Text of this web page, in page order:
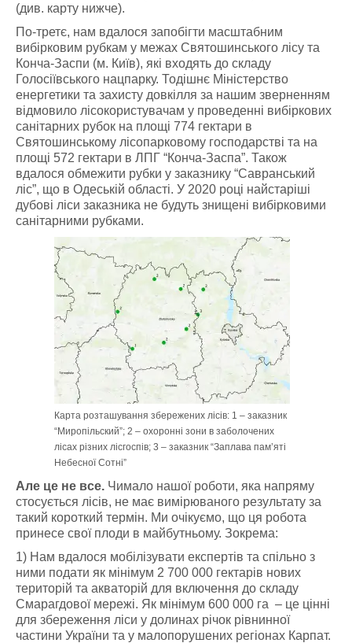
(див. карту нижче).
По-третє, нам вдалося запобігти масштабним
вибірковим рубкам у межах Святошинського лісу та
Конча-Заспи (м. Київ), які входять до складу
Голосіївського нацпарку. Тодішнє Міністерство
енергетики та захисту довкілля за нашим зверненням
відмовило лісокористувачам у проведенні вибіркових
санітарних рубок на площі 774 гектари в
Святошинському лісопарковому господарстві та на
площі 572 гектари в ЛПГ “Конча-Заспа”. Також
вдалося обмежити рубки у заказнику “Савранський
ліс”, що в Одеській області. У 2020 році найстаріші
дубові ліси заказника не будуть знищені вибірковими
санітарними рубками.
Карта розташування збережених лісів: 1 – заказник
“Миропільский”; 2 – охоронні зони в заболочених
лісах різних лісгоспів; 3 – заказник “Заплава пам’яті
Небесної Сотні”
Але це не все. Чимало нашої роботи, яка напряму
стосується лісів, не має вимірюваного результату за
такий короткий термін. Ми очікуємо, що ця робота
принесе свої плоди в майбутньому. Зокрема:
1) Нам вдалося мобілізувати експертів та спільно з
ними подати як мінімум 2 700 000 гектарів нових
територій та акваторій для включення до складу
Смарагдової мережі. Як мінімум 600 000 га – це цінні
для збереження ліси у долинах річок рівнинної
частини України та у малопорушених регіонах Карпат.